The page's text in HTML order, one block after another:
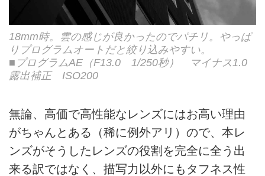
18mm時。雲の感じが良かったのでパチリ。やっぱ
りプログラムオートだと絞り込みやすい。
■プログラムAE（F13.0 1/250秒） マイナス1.0
露出補正 ISO200
無論、高価で高性能なレンズにはお高い理由
がちゃんとある（稀に例外アリ）ので、本レ
ンズがそうしたレンズの役割を完全に全う出
来る訳ではなく、描写力以外にもタフネス性